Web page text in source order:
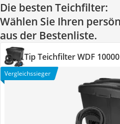
Die besten Teichfilter:
Wählen Sie Ihren
aus der Bestenliste.
Tip Teichfilter WDF 10000
Vergleichssieger